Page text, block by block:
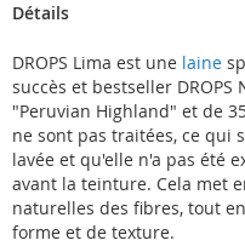
Détails
DROPS Lima est une laine
succès et bestseller
"Peruvian Highland" et de
ne sont pas traitées, ce qui
lavée et qu'elle n'a pas été
avant la teinture. Cela met
naturelles des fibres, tout
forme et de texture.